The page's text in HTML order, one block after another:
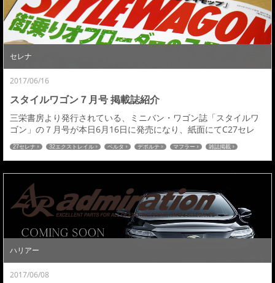
セレナ
2017/06/16
スタイルワゴン７月号 掲載誌紹介
三栄書房より発行されている、ミニバン・ワゴン誌「スタイルワ
ゴン」の７月号が本日6月16日に発売になり、紙面にてC27セレ
ナ・エクストレイル・フロントパイプを掲載していただきました
ので紹介させていただきます。セレナは６月号に続き７月号では
『Ｃ２７セレナカスタム最前線』特集ページで紹介していただき
ました。Ｃ２７セレナの詳細はこちら≫≫最新デモカー図鑑Ｔ３
２エクストレイルの詳細はこちら≫≫ピックアップア...
27セレナ 32エクストレイル ベルタ デポルテ マフラー 雑誌掲載
ハリアー
2017/06/08